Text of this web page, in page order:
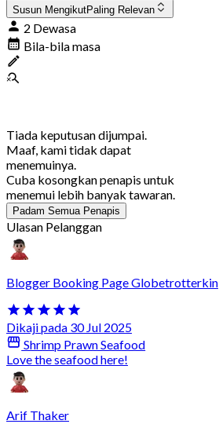
Susun MengikutPaling Relevan
2 Dewasa
Bila-bila masa
Tiada keputusan dijumpai.
Maaf, kami tidak dapat
menemuinya.
Cuba kosongkan penapis untuk
menemui lebih banyak tawaran.
Padam Semua Penapis
Ulasan Pelanggan
Blogger Booking Page Globetrotterkin
Dikaji pada 30 Jul 2025
Shrimp Prawn Seafood
Love the seafood here!
Arif Thaker